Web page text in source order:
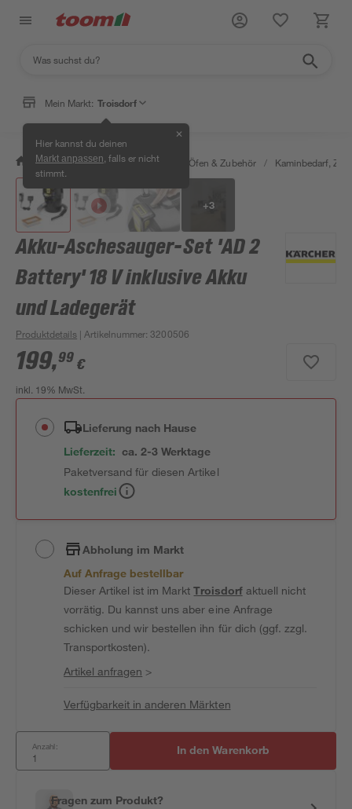
Mein Markt: Troisdorf
Hier kannst du deinen
Markt anpassen , falls er nicht
stimmt.
✕
/ Bauen & Renovieren / Kamine, Öfen & Zubehör / Kaminbedarf,
+3
Akku-Aschesauger-Set 'AD 2
Battery' 18 V inklusive Akku
und Ladegerät
Produktdetails | Artikelnummer:3200506
199,99 €
inkl. 19% MwSt.
Lieferung nach Hause
Lieferzeit: ca. 2-3 Werktage
Paketversand für diesen Artikel
kostenfrei
Abholung im Markt
Auf Anfrage bestellbar
Dieser Artikel ist im MarktTroisdorfaktuell nicht
vorrätig. Du kannst uns aber eine Anfrage
schicken und wir bestellen ihn für dich (ggf. zzgl.
Transportkosten).
Artikel anfragen >
Verfügbarkeit in anderen Märkten
Anzahl: In den Warenkorb
Fragen zum Produkt?